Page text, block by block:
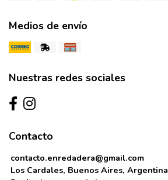
Medios de envío
Nuestras redes sociales
Contacto
contacto.enredadera@gmail.com
Los Cardales, Buenos Aires, Argentina